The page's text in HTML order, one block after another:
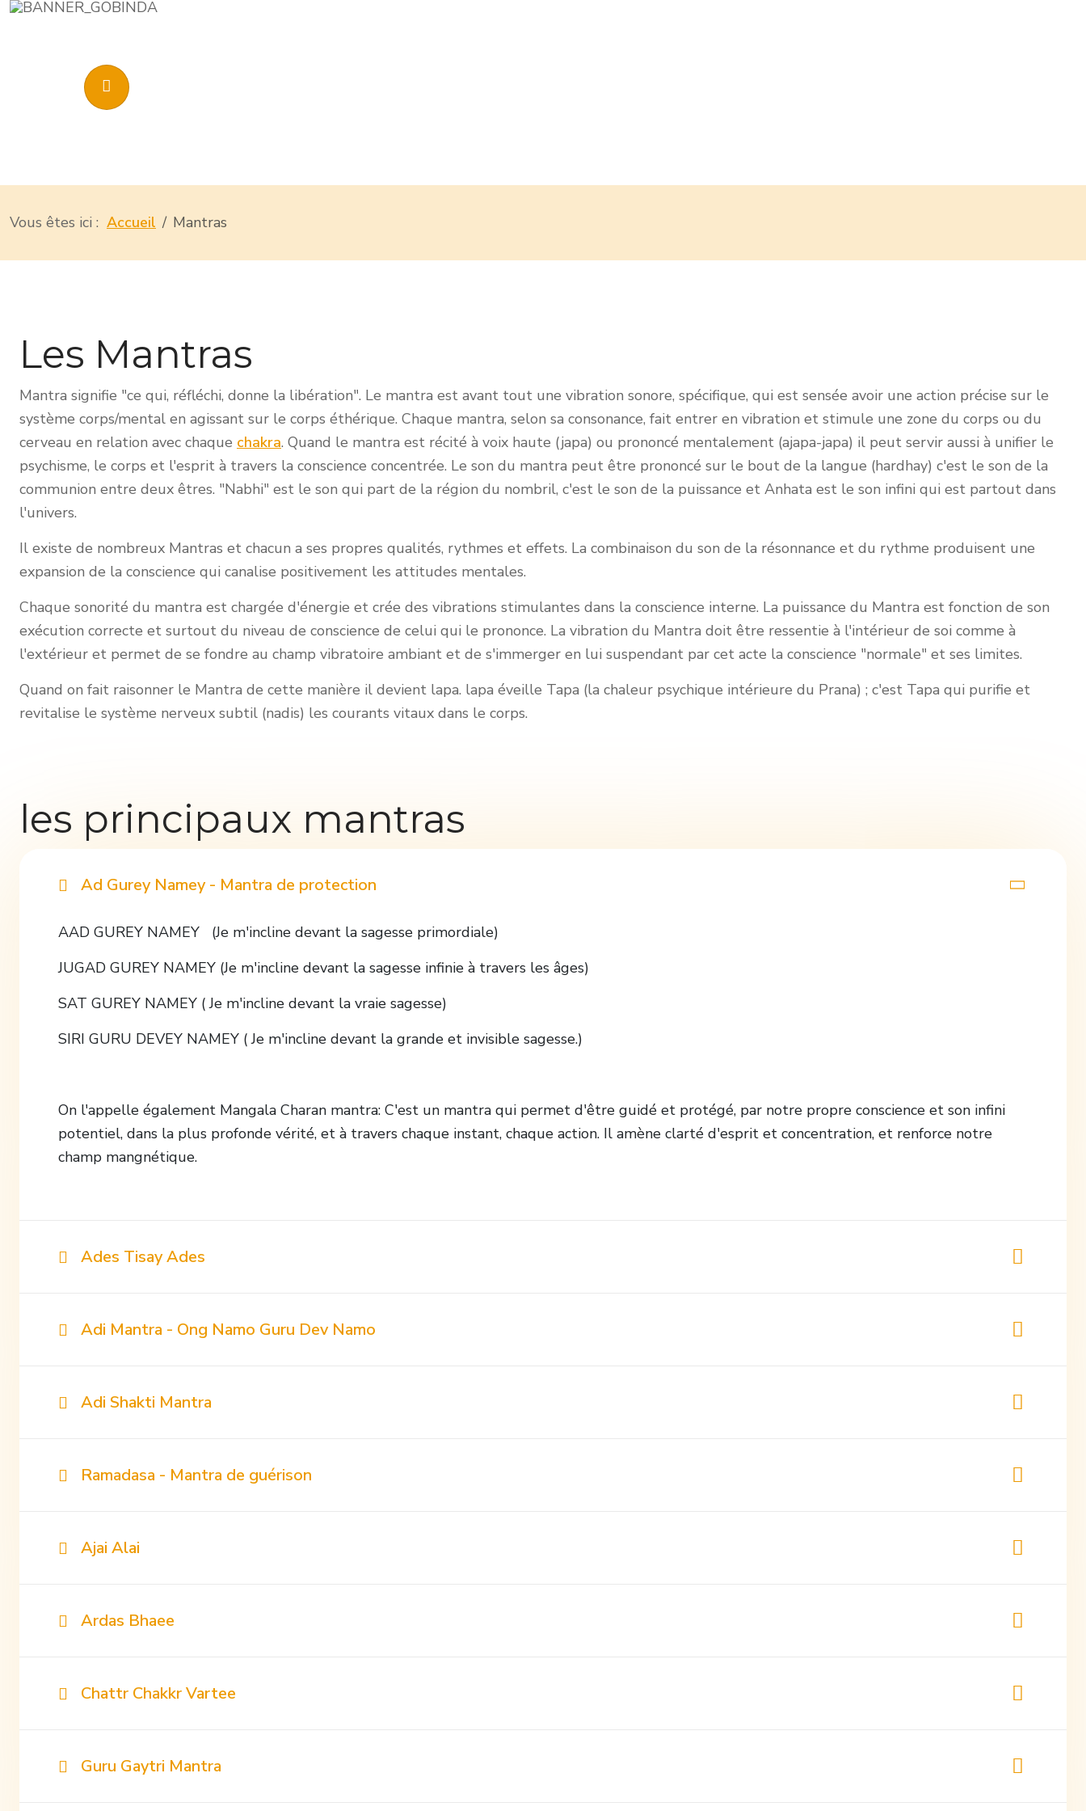
Vous êtes ici : Accueil Mantras
Les Mantras
Mantra signifie "ce qui, réfléchi, donne la libération". Le mantra est avant tout une vibration sonore, spécifique, qui est sensée avoir une action précise sur le
système corps/mental en agissant sur le corps éthérique. Chaque mantra, selon sa consonance, fait entrer en vibration et stimule une zone du corps ou du
cerveau en relation avec chaque chakra. Quand le mantra est récité à voix haute (japa) ou prononcé mentalement (ajapa-japa) il peut servir aussi à unifier le
psychisme, le corps et l'esprit à travers la conscience concentrée. Le son du mantra peut être prononcé sur le bout de la langue (hardhay) c'est le son de la
communion entre deux êtres. "Nabhi" est le son qui part de la région du nombril, c'est le son de la puissance et Anhata est le son infini qui est partout dans
l'univers.
Il existe de nombreux Mantras et chacun a ses propres qualités, rythmes et effets. La combinaison du son de la résonnance et du rythme produisent une
expansion de la conscience qui canalise positivement les attitudes mentales.
Chaque sonorité du mantra est chargée d'énergie et crée des vibrations stimulantes dans la conscience interne. La puissance du Mantra est fonction de son
exécution correcte et surtout du niveau de conscience de celui qui le prononce. La vibration du Mantra doit être ressentie à l'intérieur de soi comme à
l'extérieur et permet de se fondre au champ vibratoire ambiant et de s'immerger en lui suspendant par cet acte la conscience "normale" et ses limites.
Quand on fait raisonner le Mantra de cette manière il devient lapa. lapa éveille Tapa (la chaleur psychique intérieure du Prana) ; c'est Tapa qui purifie et
revitalise le système nerveux subtil (nadis) les courants vitaux dans le corps.
les principaux mantras
Ad Gurey Namey - Mantra de protection
AAD GUREY NAMEY (Je m'incline devant la sagesse primordiale)
JUGAD GUREY NAMEY (Je m'incline devant la sagesse infinie à travers les âges)
SAT GUREY NAMEY ( Je m'incline devant la vraie sagesse)
SIRI GURU DEVEY NAMEY ( Je m'incline devant la grande et invisible sagesse.)
On l'appelle également Mangala Charan mantra: C'est un mantra qui permet d'être guidé et protégé, par notre propre conscience et son infini
potentiel, dans la plus profonde vérité, et à travers chaque instant, chaque action. Il amène clarté d'esprit et concentration, et renforce notre
champ mangnétique.
Ades Tisay Ades
Adi Mantra - Ong Namo Guru Dev Namo
Adi Shakti Mantra
Ramadasa - Mantra de guérison
Ajai Alai
Ardas Bhaee
Chattr Chakkr Vartee
Guru Gaytri Mantra